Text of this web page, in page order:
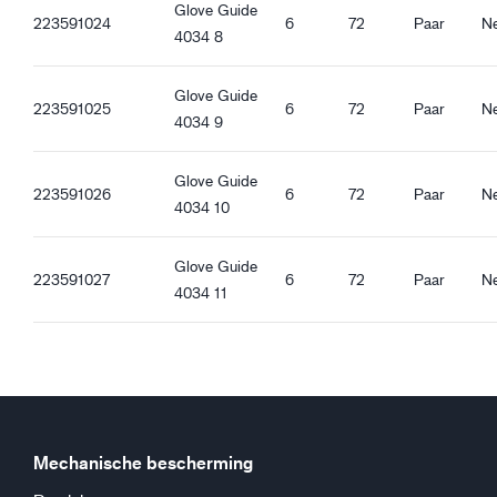
Ergonomische eigenschappen
Standaard pasvorm
Waterdicht
Rechte manchet
Goede oliegrip
223591024
Glove Guide
4034 8
6 72 Paar
223591025
Glove Guide
4034 9
6 72 Paar
223591026
Glove Guide
4034 10
6 72 Paar
223591027
Glove Guide
4034 11
6 72 Paar
Mechanische bescherming